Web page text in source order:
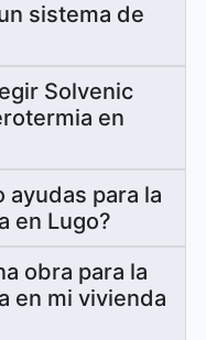
sistema de
Solvenic
en
ayudas para la
en Lugo?
obra para la
en mi vivienda